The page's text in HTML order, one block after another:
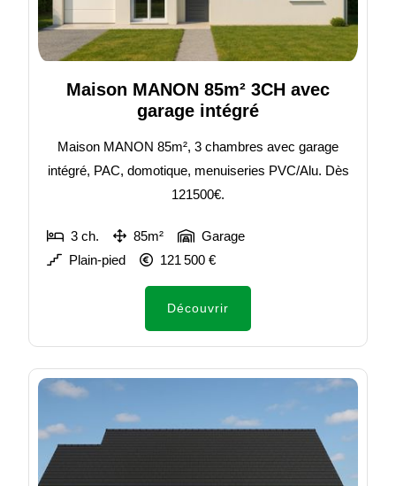
Maison MANON 85m² 3CH avec
garage intégré
Maison MANON 85m², 3 chambres avec garage
intégré, PAC, domotique, menuiseries PVC/Alu. Dès
121500€.
3 ch. 85m²
Garage
Plain-pied
121 500 €
Découvrir